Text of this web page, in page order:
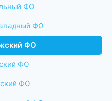
ФО
ФО
ФО
ФО
ФО